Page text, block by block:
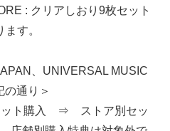
: クリアしおり9枚セット
す。
、UNIVERSAL MUSIC
の通り＞
ット購入 ⇒ ストア別セッ